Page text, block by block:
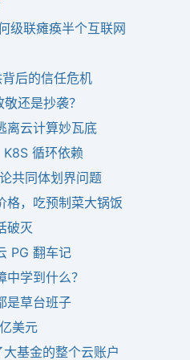
级联瘫痪半个互联网
后的信任危机
还是抄袭？
离云计算妙瓦底
循环依赖
共同体划界问题
格，吃预制菜大锅饭
破灭
PG 翻车记
学到什么？
是草台班子
美元
基金的整个云账户